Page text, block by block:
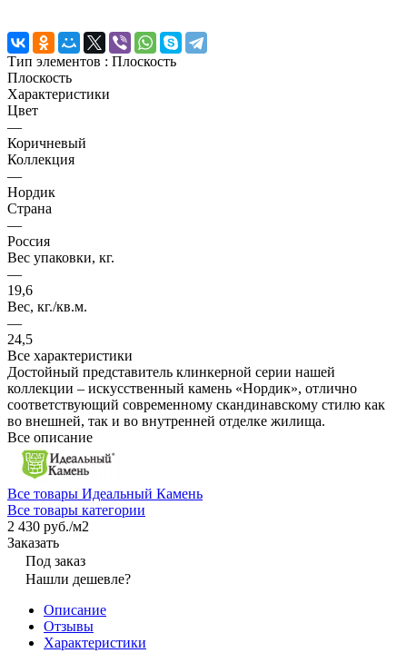
Тип элементов : Плоскость
Плоскость
Характеристики
Цвет
—
Коричневый
Коллекция
—
Нордик
Страна
—
Россия
Вес упаковки, кг.
—
19,6
Вес, кг./кв.м.
—
24,5
Все характеристики
Достойный представитель клинкерной серии нашей
коллекции – искусственный камень «Нордик», отлично
соответствующий современному скандинавскому стилю как
во внешней, так и во внутренней отделке жилища.
Все описание
Все товары Идеальный Камень
Все товары категории
2 430 руб./м2
Заказать
Под заказ
Нашли дешевле?
Описание
Отзывы
Характеристики